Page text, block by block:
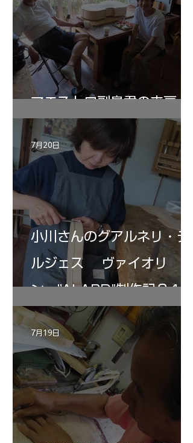
マエストロ副島君の来房
小川さんのグアルネリ・デ
ルジェス ヴァイオリ
ン ”ALARD"制作記３4
7月20日
7月19日